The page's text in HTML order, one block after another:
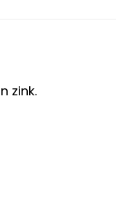
zink.